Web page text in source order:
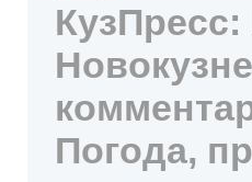
Погода,